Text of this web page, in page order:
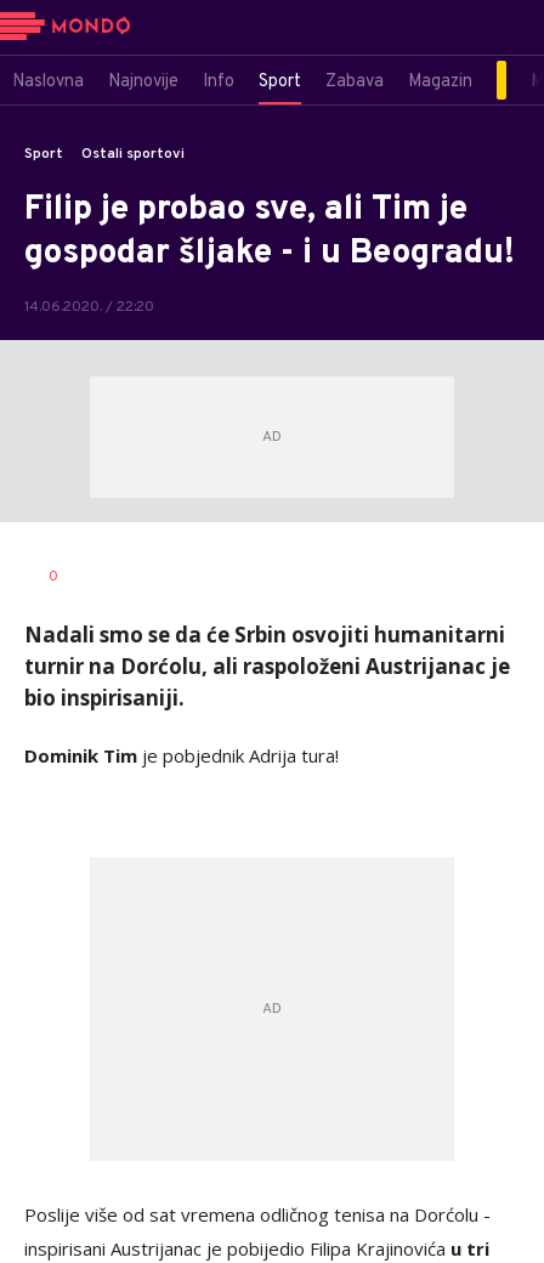
Naslovna Najnovije Info Sport Zabava Magazin
Sport Ostali sportovi
Filip je probao sve, ali Tim je
gospodar šljake - i u Beogradu!
14.06.2020. / 22:20
AUTOR
0
Nadali smo se da će Srbin osvojiti humanitarni
turnir na Dorćolu, ali raspoloženi Austrijanac je
bio inspirisaniji.
Dominik Tim je pobjednik Adrija tura!
Poslije više od sat vremena odličnog tenisa na Dorćolu -
inspirisani Austrijanac je pobijedio Filipa Krajinovića u tri